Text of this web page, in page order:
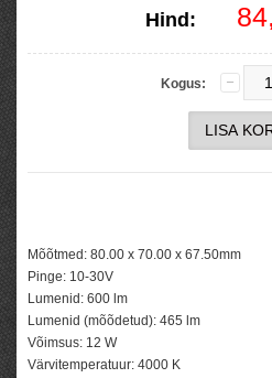
Hind:
Kogus:
Mõõtmed : 80.00 x 70.00 x 67.50mm
Pinge: 10-30V
Lumenid : 600 lm
Lumenid (mõõdetud): 465 lm
Võimsus: 12 W
Värvitemperatuur: 4000 K